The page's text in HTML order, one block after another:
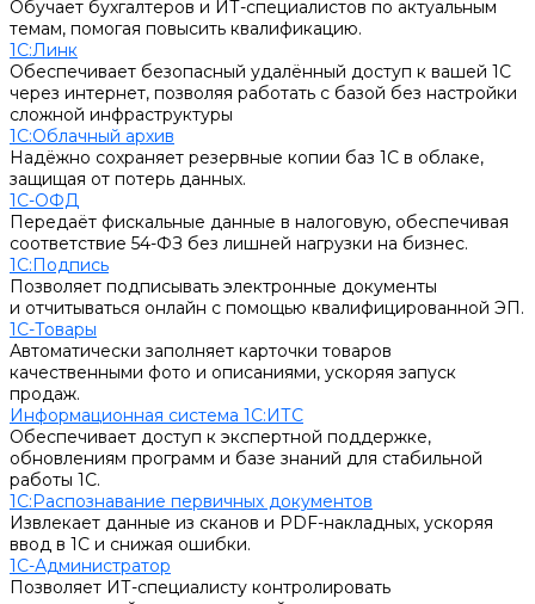
Обучает бухгалтеров и ИТ-специалистов по актуальным
темам, помогая повысить квалификацию.
1С:Линк
Обеспечивает безопасный удалённый доступ к вашей 1С
через интернет, позволяя работать с базой без настройки
сложной инфраструктуры
1С:Облачный архив
Надёжно сохраняет резервные копии баз 1С в облаке,
защищая от потерь данных.
1С-ОФД
Передаёт фискальные данные в налоговую, обеспечивая
соответствие 54-ФЗ без лишней нагрузки на бизнес.
1С:Подпись
Позволяет подписывать электронные документы
и отчитываться онлайн с помощью квалифицированной ЭП.
1С-Товары
Автоматически заполняет карточки товаров
качественными фото и описаниями, ускоряя запуск
продаж.
Информационная система 1С:ИТС
Обеспечивает доступ к экспертной поддержке,
обновлениям программ и базе знаний для стабильной
работы 1С.
1С:Распознавание первичных документов
Извлекает данные из сканов и PDF-накладных, ускоряя
ввод в 1С и снижая ошибки.
1С-Администратор
Позволяет ИТ-специалисту контролировать